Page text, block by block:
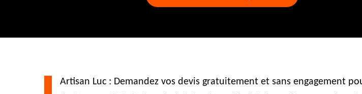
Artisan Luc : Demandez vos devis gratuitement et sans engagement